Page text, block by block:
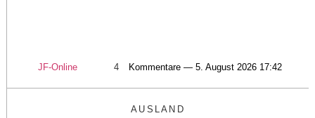
JF-Online 4 Kommentare — 5. August 2026 17:42
AUSLAND